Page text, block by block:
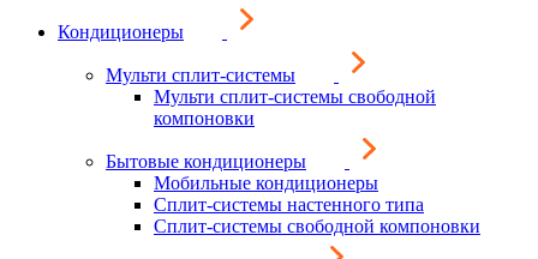
Кондиционеры
Мульти сплит-системы
Мульти сплит-системы свободной
компоновки
Бытовые кондиционеры
Мобильные кондиционеры
Сплит-системы настенного типа
Сплит-системы свободной компоновки